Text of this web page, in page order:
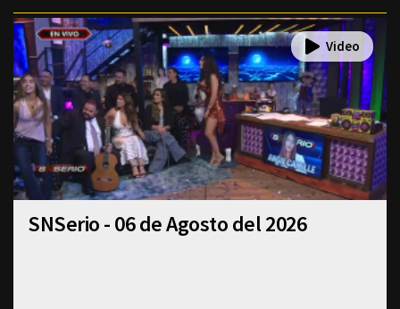
SNSerio - 06 de Agosto del 2026